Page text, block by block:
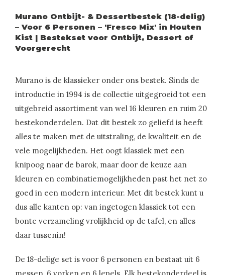
Murano Ontbijt- & Dessertbestek (18-delig)
– Voor 6 Personen – 'Fresco Mix' in Houten
Kist | Bestekset voor Ontbijt, Dessert of
Voorgerecht
Murano is de klassieker onder ons bestek. Sinds de
introductie in 1994 is de collectie uitgegroeid tot een
uitgebreid assortiment van wel 16 kleuren en ruim 20
bestekonderdelen. Dat dit bestek zo geliefd is heeft
alles te maken met de uitstraling, de kwaliteit en de
vele mogelijkheden. Het oogt klassiek met een
knipoog naar de barok, maar door de keuze aan
kleuren en combinatiemogelijkheden past het net zo
goed in een modern interieur. Met dit bestek kunt u
dus alle kanten op: van ingetogen klassiek tot een
bonte verzameling vrolijkheid op de tafel, en alles
daar tussenin!
De 18-delige set is voor 6 personen en bestaat uit 6